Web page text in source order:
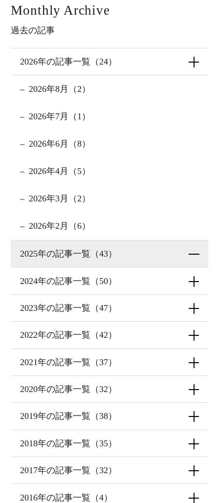
Monthly Archive
過去の記事
2026年の記事一覧（24）
2026年8月（2）
2026年7月（1）
2026年6月（8）
2026年4月（5）
2026年3月（2）
2026年2月（6）
2025年の記事一覧（43）
2024年の記事一覧（50）
2023年の記事一覧（47）
2022年の記事一覧（42）
2021年の記事一覧（37）
2020年の記事一覧（32）
2019年の記事一覧（38）
2018年の記事一覧（35）
2017年の記事一覧（32）
2016年の記事一覧（4）